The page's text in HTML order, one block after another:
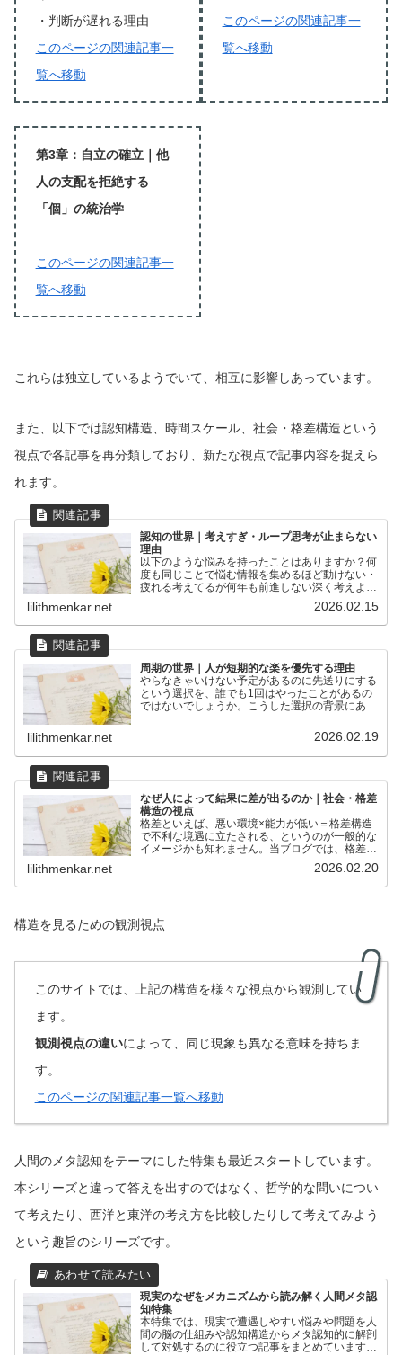
・判断が遅れる理由
このページの関連記事一
覧へ移動
このページの関連記事一
覧へ移動
第3章：自立の確立｜他
人の支配を拒絶する
「個」の統治学
このページの関連記事一
覧へ移動
これらは独立しているようでいて、相互に影響しあっています。
また、以下では認知構造、時間スケール、社会・格差構造という
視点で各記事を再分類しており、新たな視点で記事内容を捉えら
れます。
認知の世界｜考えすぎ・ループ思考が止まらない
理由
以下のような悩みを持ったことはありますか？何
度も同じことで悩む情報を集めるほど動けない・
疲れる考えてるが何年も前進しない深く考えよう
としてもまとまらない根本的に考えようとしても
底が見えない考えすぎて動けない同じ思考がルー
プしてるけど抜け出せ...
lilithmenkar.net 2026.02.15
周期の世界｜人が短期的な楽を優先する理由
やらなきゃいけない予定があるのに先送りにする
という選択を、誰でも1回はやったことがあるの
ではないでしょうか。こうした選択の背景にある
ます。また、ここまで読み進めている方は、現象
lilithmenkar.net 2026.02.19
なぜ人によって結果に差が出るのか｜社会・格差
構造の視点
格差といえば、悪い環境×能力が低い＝格差構造
で不利な境遇に立たされる、というのが一般的な
イメージかも知れません。当ブログでは、格差は
個人の責任だけで生じるものではなく、置かれた
構造や条件から生じる側面もあると考えていま
す。そしてそれらを把握...
lilithmenkar.net 2026.02.20
構造を見るための観測視点
このサイトでは、上記の構造を様々な視点から観測してい
ます。
観測視点の違いによって、同じ現象も異なる意味を持ちま
す。
このページの関連記事一覧へ移動
人間のメタ認知をテーマにした特集も最近スタートしています。
本シリーズと違って答えを出すのではなく、哲学的な問いについ
て考えたり、西洋と東洋の考え方を比較したりして考えてみよう
という趣旨のシリーズです。
現実のなぜをメカニズムから読み解く人間メタ認
知特集
本特集では、現実で遭遇しやすい悩みや問題を人
間の脳の仕組みや認知構造からメタ認知的に解剖
して対処するのに役立つ記事をまとめています。